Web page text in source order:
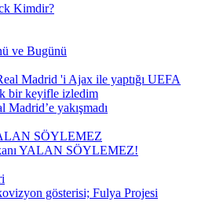
Kimdir?
ve Bugünü
yakışmadı
YALAN SÖYLEMEZ!
gösterisi; Fulya Projesi